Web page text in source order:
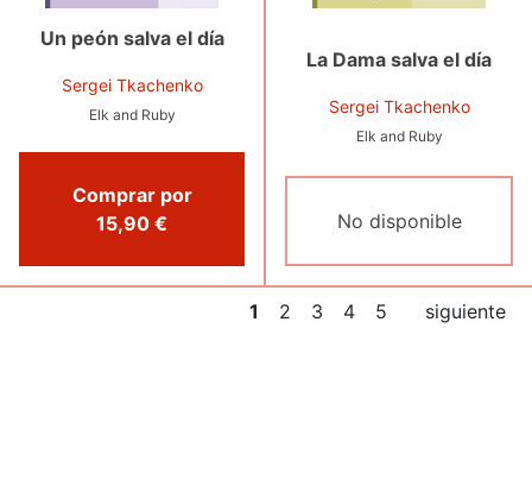
Un peón salva el día
Sergei Tkachenko
Elk and Ruby
Comprar por
15,90 €
La Dama salva el día
Sergei Tkachenko
Elk and Ruby
No disponible
1 2 3 4 5 siguiente